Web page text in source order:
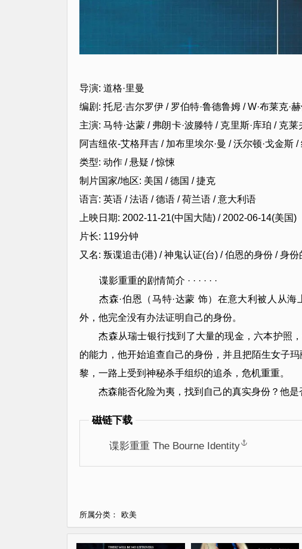
所属分类： 欧美
导演: 道格·里曼
编剧: 托尼·吉尔罗伊 / 罗伯特·鲁德鲁姆 / W·布莱克·
主演: 马特·达蒙 / 弗朗卡·波滕特 / 克里斯·库珀 / 克
阿吉纽依-艾格拜吉 / 加布里埃尔·曼 / 沃尔顿·戈金斯
类型: 动作 / 悬疑 / 惊悚
制片国家/地区: 美国 / 德国 / 捷克
语言: 英语 / 法语 / 德语 / 荷兰语 / 意大利语
上映日期: 2002-11-21(中国大陆) / 2002-06-14(美国)
片长: 119分钟
又名: 叛谍追击(港) / 神鬼认证(台) / 伯恩的身份 / 身份
谍影重重的剧情简介 · · · · · ·
杰森·伯恩（马特·达蒙 饰）在意大利被人从海
外，他完全没有办法证明自己的身份。
杰森从瑞士银行找到了大量的现金，六本护照，
的能力，他开始追查自己的身份，并且把陌生女子
黎，一路上受到神秘杀手组织的追杀，危机重重。
杰森能否化险为夷，找到自己的真实身份？他是
磁链下载
谍影重重 The Bourne Identity